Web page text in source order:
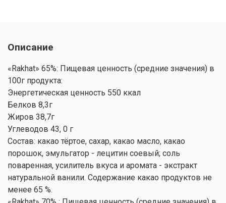
Описание
«Rakhat» 65%: Пищевая ценность (средние значения) в
100г продукта:
Энергетическая ценность 550 ккал
Белков 8,3г
Жиров 38,7г
Углеводов 43, 0 г
Состав: какао тёртое, сахар, какао масло, какао
порошок, эмульгатор - лецитин соевый; соль
поваренная, усилитель вкуса и аромата - экстракт
натуральной ванили. Содержание какао продуктов не
менее 65 %.